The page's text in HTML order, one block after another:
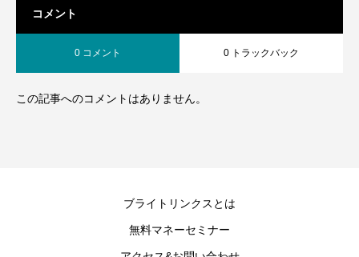
コメント
0 コメント 0 トラックバック
この記事へのコメントはありません。
ブライトリンクスとは
無料マネーセミナー